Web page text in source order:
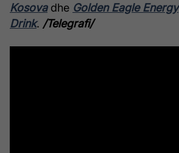
Kosovadhe Golden Eagle Energy
Drink. /Telegrafi/